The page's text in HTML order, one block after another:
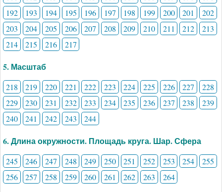
192
193 194 195 196 197 198 199 200 201
202
203
204 205 206 207 208 209 210 211 212
213
214
215 216 217
5. Масштаб
218 219 220 221 222 223 224 225 226 227
228
229
230 231 232 233 234 235 236 237 238
239
240
241 242 243 244
6. Длина окружности. Площадь круга. Шар. Сфера
245 246 247 248 249 250 251 252 253 254
255
256
257 258 259 260 261 262 263 264